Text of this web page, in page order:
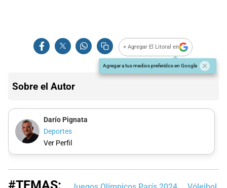
+ Agregar El Litoral en
Agregar a tus medios preferidos en Google
Sobre el Autor
Darío Pignata
Deportes
Ver Perfil